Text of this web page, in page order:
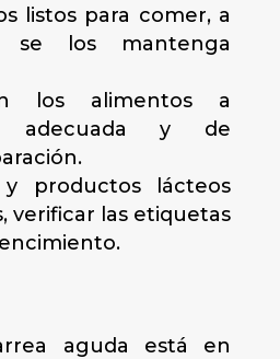
listos para comer, a
se los mantenga
los alimentos a
adecuada y de
productos lácteos
verificar las etiquetas
aguda está en